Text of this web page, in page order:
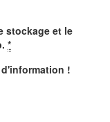
stockage et le
*
!